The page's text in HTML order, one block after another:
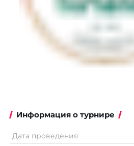
Информация о турнире
Дата проведения